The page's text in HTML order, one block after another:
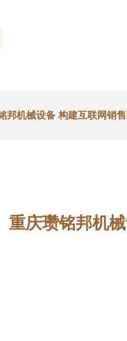
邦机械设备 构建互联网销
重庆瓒铭邦机